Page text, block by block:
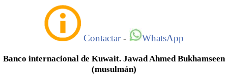
Contactar- WhatsApp
Banco internacional de Kuwait. Jawad Ahmed Bukhamseen
(musulmán)